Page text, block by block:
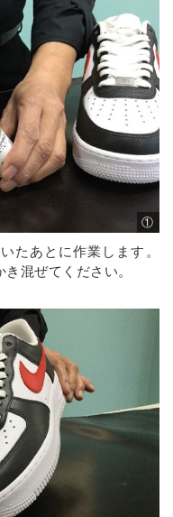
①
たあとに作業します。
混ぜてください。